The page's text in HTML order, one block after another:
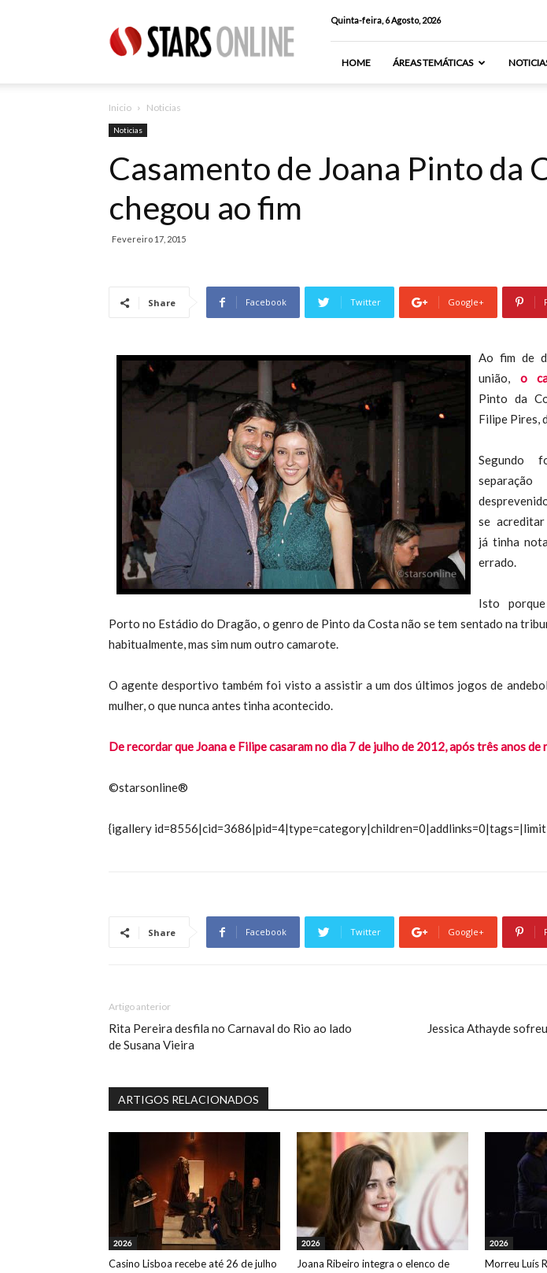
Online
Quinta-feira, 6 Agosto, 2026
HOME ÁREAS TEMÁTICAS
Inicio Noticias
Noticias
Casamento de Joana Pinto da
chegou ao fim
Fevereiro 17, 2015
Share Facebook Twitter Google+
Ao fim de
união, o
Pinto da
Filipe Pires,
Segundo
se acreditar
já tinha
errado.
Isto
Porto no Estádio do Dragão, o genro de Pinto da Costa não se tem sentado na
habitualmente, mas sim num outro camarote.
O agente desportivo também foi visto a assistir a um dos últimos jogos de
mulher, o que nunca antes tinha acontecido.
De recordar que Joana e Filipe casaram no dia 7 de julho de 2012, após três anos de
©starsonline®
{igallery
Share Facebook Twitter Google+
Artigo anterior
Rita Pereira desfila no Carnaval do Rio ao lado
de Susana Vieira
Jessica Athayde
ARTIGOS RELACIONADOS
2026
Casino Lisboa recebe até 26 de julho
2026
Joana Ribeiro integra o elenco de
2026
Morreu Luís